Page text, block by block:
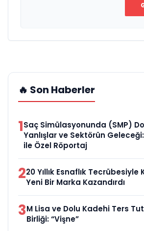
🔥 Son Haberler
1Saç Simülasyonunda (SMP)
Yanlışlar ve Sektörün
ile Özel Röportaj
220 Yıllık Esnaflık Tecrübesiyle
Yeni Bir Marka Kazandırdı
3M Lisa ve Dolu Kadehi Ters
Birliği: “Vişne”